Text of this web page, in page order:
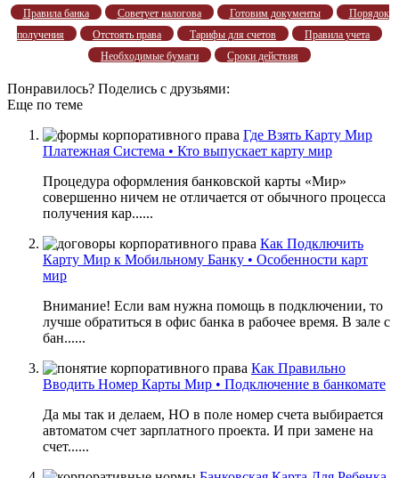
Правила банка Советует налогова Готовим документы
Порядок
получения
Отстоять права Тарифы для счетов
Правила учета
Необходимые бумаги
Сроки действия
Понравилось? Поделись с друзьями:
Еще по теме
Где Взять Карту Мир
Платежная Система • Кто выпускает карту мир
Процедура оформления банковской карты «Мир»
совершенно ничем не отличается от обычного процесса
получения кар......
Как Подключить
Карту Мир к Мобильному Банку • Особенности карт
мир
Внимание! Если вам нужна помощь в подключении, то
лучше обратиться в офис банка в рабочее время. В зале с
бан......
Как Правильно
Вводить Номер Карты Мир • Подключение в банкомате
Да мы так и делаем, НО в поле номер счета выбирается
автоматом счет зарплатного проекта. И при замене на
счет......